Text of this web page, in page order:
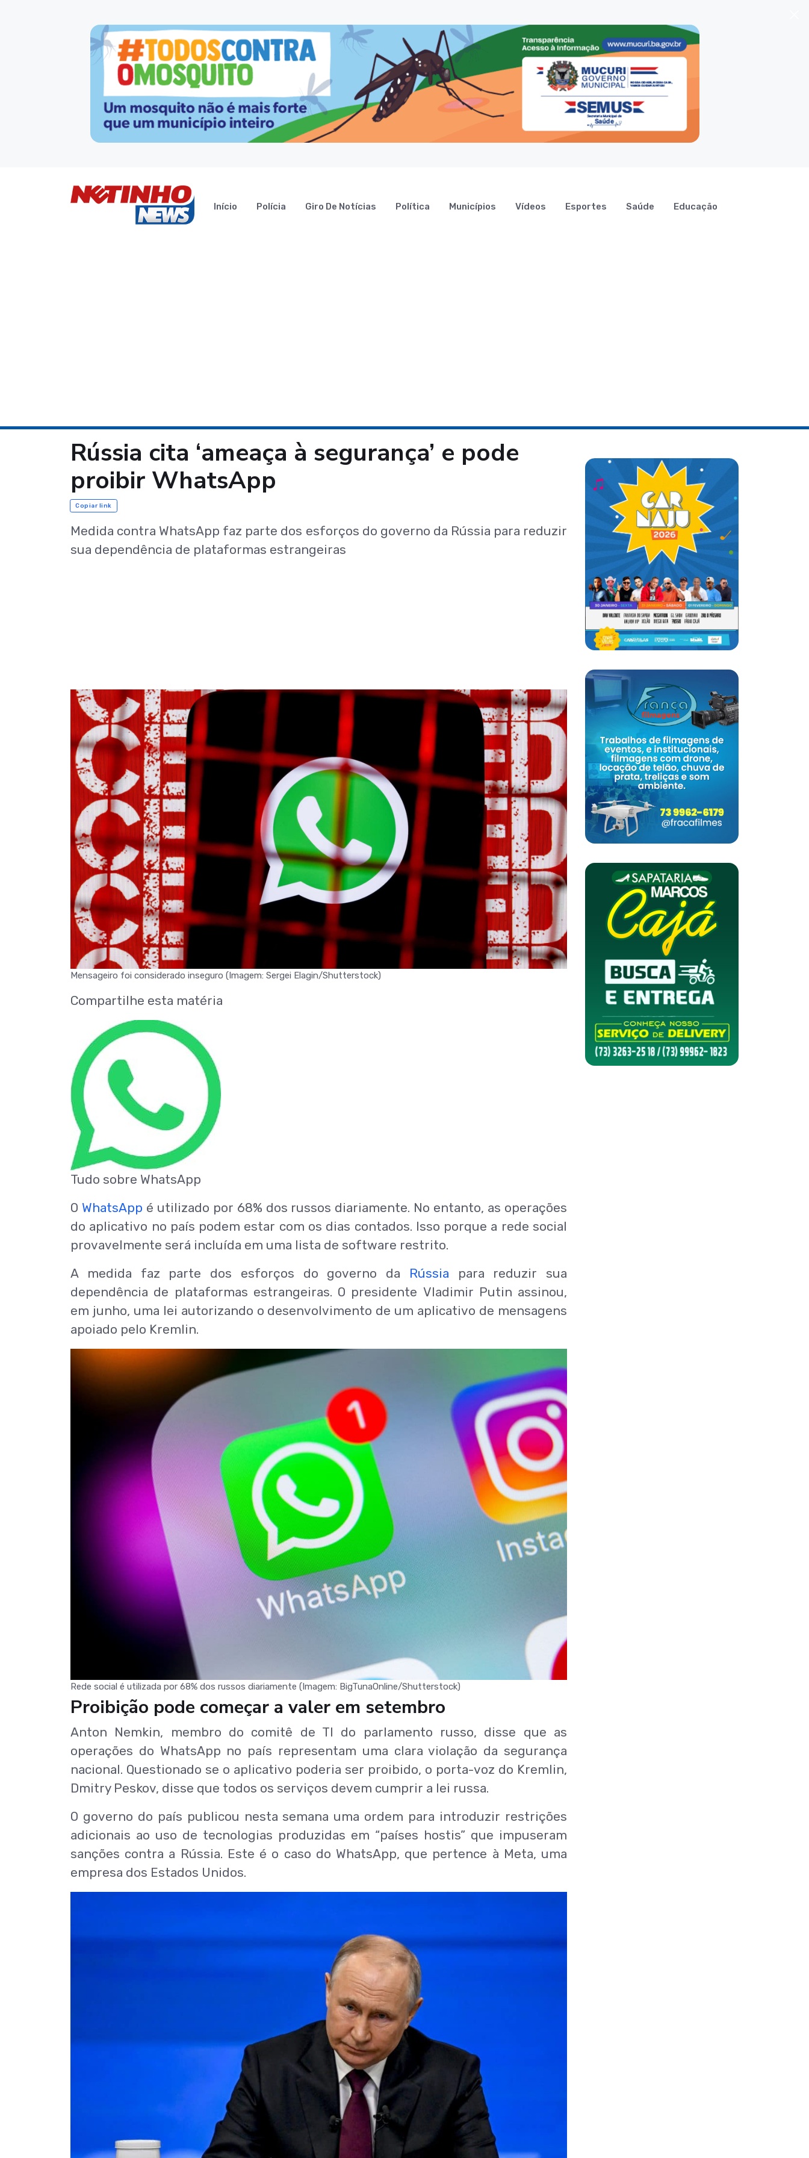
Início Polícia Giro De Notícias Política Municípios Vídeos Esportes Saúde Educação
Rússia cita ‘ameaça à segurança’ e pode
proibir WhatsApp
Copiar link
Medida contra WhatsApp faz parte dos esforços do governo da Rússia para reduzir
sua dependência de plataformas estrangeiras
Mensageiro foi considerado inseguro (Imagem: Sergei Elagin/Shutterstock)
Compartilhe esta matéria
Tudo sobre WhatsApp
O WhatsApp é utilizado por 68% dos russos diariamente. No entanto, as operações
do aplicativo no país podem estar com os dias contados. Isso porque a rede social
provavelmente será incluída em uma lista de software restrito.
A medida faz parte dos esforços do governo da Rússia para reduzir sua
dependência de plataformas estrangeiras. O presidente Vladimir Putin assinou,
em junho, uma lei autorizando o desenvolvimento de um aplicativo de mensagens
apoiado pelo Kremlin.
Rede social é utilizada por 68% dos russos diariamente (Imagem: BigTunaOnline/Shutterstock)
Proibição pode começar a valer em setembro
Anton Nemkin, membro do comitê de TI do parlamento russo, disse que as
operações do WhatsApp no país representam uma clara violação da segurança
nacional. Questionado se o aplicativo poderia ser proibido, o porta-voz do Kremlin,
Dmitry Peskov, disse que todos os serviços devem cumprir a lei russa.
O governo do país publicou nesta semana uma ordem para introduzir restrições
adicionais ao uso de tecnologias produzidas em “países hostis” que impuseram
sanções contra a Rússia. Este é o caso do WhatsApp, que pertence à Meta, uma
empresa dos Estados Unidos.